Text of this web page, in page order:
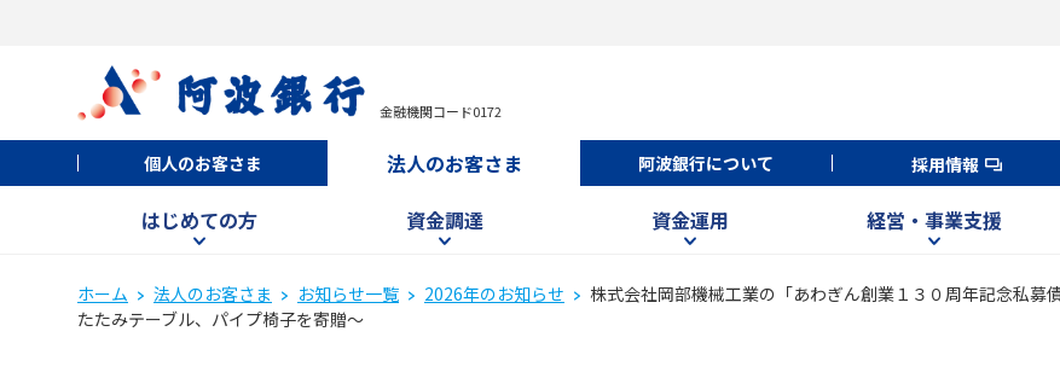
金融機関コード0172
個人のお客さま 法人のお客さま 阿波銀行について 採用情報
はじめての方 資金調達 資金運用 経営・事業支援
ホーム 法人のお客さま お知らせ一覧 2026年のお知らせ
株式会社岡部機械工業の「あわぎん創業１３０周年記念私募
たたみテーブル、パイプ椅子を寄贈～